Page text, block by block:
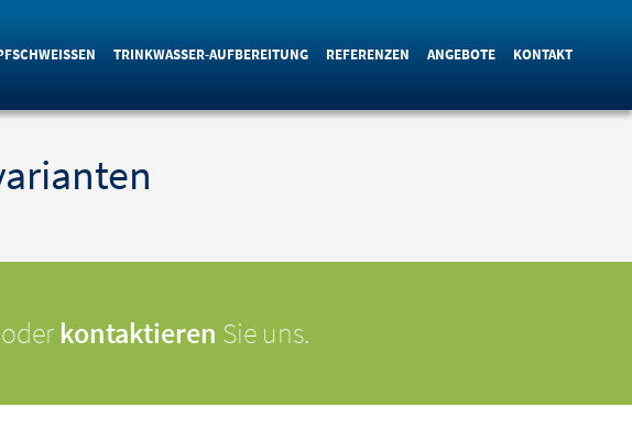
TRINKWASSER-AUFBEREITUNG REFERENZEN ANGEBOTE KONTAKT
kontaktieren Sie uns.